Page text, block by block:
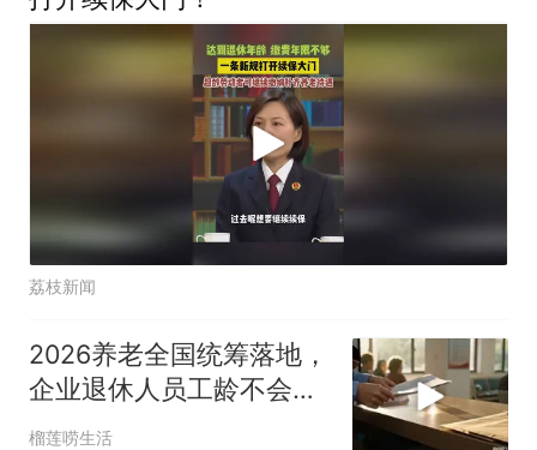
荔枝新闻
2026养老全国统筹落地，
企业退休人员工龄不会批
量重算
榴莲唠生活